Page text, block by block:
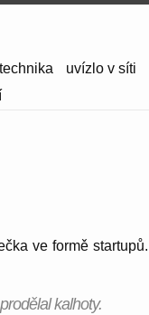
technika
uvízlo v síti
ve formě startupů.
kalhoty.